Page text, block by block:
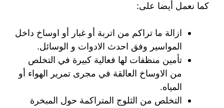
كما نعمل أيضا على:
ازالة ما تراكم من اتربة أو غبار أو اوساخ داخل
المواسير وفق احدث الادوات و الوسائل.
تأمين منظفات لها فعالية كبيرة في التخلص
من الاوساخ العالقة في مجرى تمرير الهواء أو
المياه.
التخلص من الثلوج المتراكمة حول المبخرة